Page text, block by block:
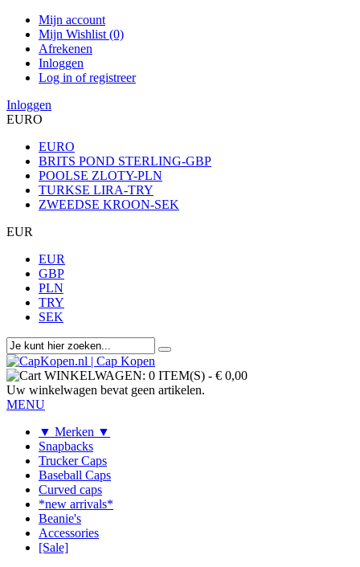
Mijn account
Mijn Wishlist (0)
Afrekenen
Inloggen
Log in of registreer
Inloggen
EURO
EURO
BRITS POND STERLING-GBP
POOLSE ZLOTY-PLN
TURKSE LIRA-TRY
ZWEEDSE KROON-SEK
EUR
EUR
GBP
PLN
TRY
SEK
WINKELWAGEN: 0 ITEM(S) - € 0,00
Uw winkelwagen bevat geen artikelen.
MENU
▼ Merken ▼
Snapbacks
Trucker Caps
Baseball Caps
Curved caps
*new arrivals*
Beanie's
Accessories
[Sale]